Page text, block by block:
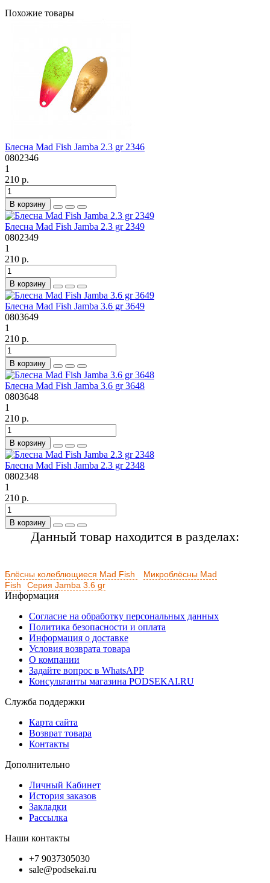
Похожие товары
Блесна Mad Fish Jamba 2.3 gr 2346
0802346
1
210 р.
В корзину
Блесна Mad Fish Jamba 2.3 gr 2349
0802349
1
210 р.
В корзину
Блесна Mad Fish Jamba 3.6 gr 3649
0803649
1
210 р.
В корзину
Блесна Mad Fish Jamba 3.6 gr 3648
0803648
1
210 р.
В корзину
Блесна Mad Fish Jamba 2.3 gr 2348
0802348
1
210 р.
В корзину
Данный товар находится в разделах:
Блёсны колеблющиеся Mad Fish
Микроблёсны Mad
Fish
Серия Jamba 3.6 gr
Информация
Согласие на обработку персональных данных
Политика безопасности и оплата
Информация о доставке
Условия возврата товара
О компании
Задайте вопрос в WhatsAPP
Консультанты магазина PODSEKAI.RU
Служба поддержки
Карта сайта
Возврат товара
Контакты
Дополнительно
Личный Кабинет
История заказов
Закладки
Рассылка
Наши контакты
+7 9037305030
sale@podsekai.ru